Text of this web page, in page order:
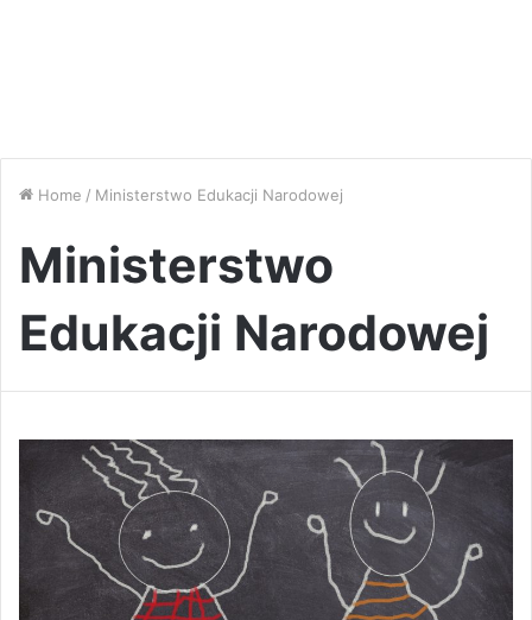
Home / Ministerstwo Edukacji Narodowej
Ministerstwo
Edukacji Narodowej